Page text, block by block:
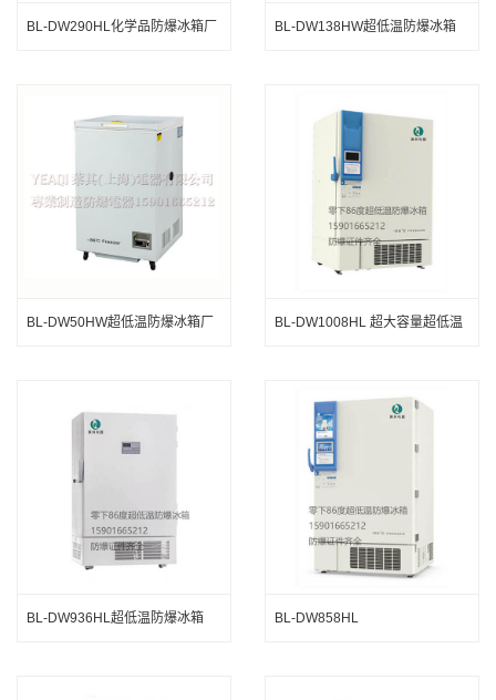
BL-DW290HL化学品防爆冰箱厂 BL-DW138HW超低温防爆冰箱
BL-DW50HW超低温防爆冰箱厂 BL-DW1008HL 超大容量超低温
BL-DW936HL超低温防爆冰箱 BL-DW858HL